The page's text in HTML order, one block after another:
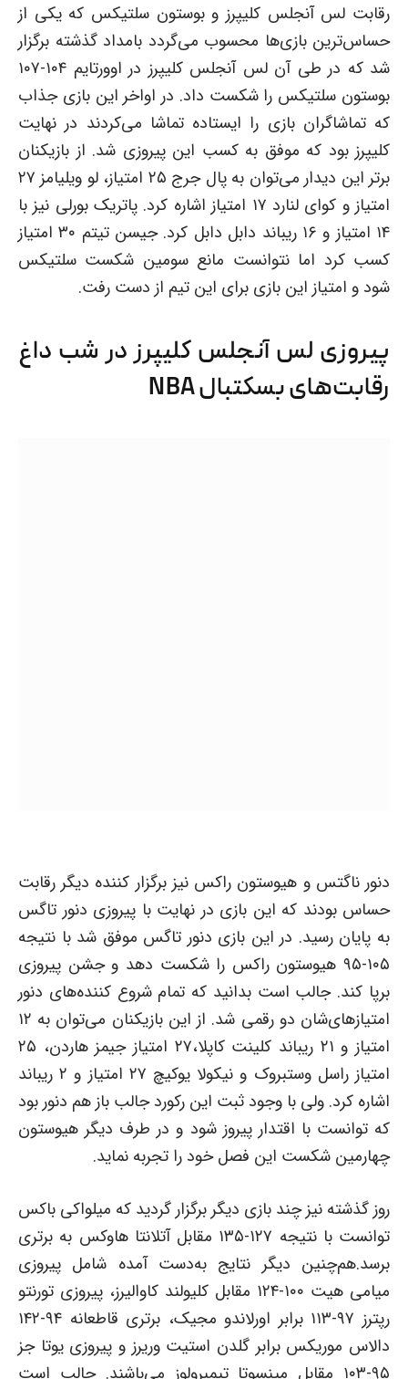
رقابت لس آنجلس کلیپرز و بوستون سلتیکس که یکی از
حساس‌ترین بازی‌ها محسوب می‌گردد بامداد گذشته برگزار
شد که در طی آن لس آنجلس کلیپرز در اوورتایم ۱۰۴-۱۰۷
بوستون سلتیکس را شکست داد. در اواخر این بازی جذاب
که تماشاگران بازی را ایستاده تماشا می‌کردند در نهایت
کلیپرز بود که موفق به کسب این پیروزی شد. از بازیکنان
برتر این دیدار می‌توان به پال جرج ۲۵ امتیاز، لو ویلیامز ۲۷
امتیاز و کوای لنارد ۱۷ امتیاز اشاره کرد. پاتریک بورلی نیز با
۱۴ امتیاز و ۱۶ ریباند دابل دابل کرد. جیسن تیتم ۳۰ امتیاز
کسب کرد اما نتوانست مانع سومین شکست سلتیکس
شود و امتیاز این بازی برای این تیم از دست رفت.
پیروزی لس آنجلس کلیپرز در شب داغ
رقابت‌های بسکتبال NBA
دنور ناگتس و هیوستون راکس نیز برگزار کننده دیگر رقابت
حساس بودند که این بازی در نهایت با پیروزی دنور تاگس
به پایان رسید. در این بازی دنور تاگس موفق شد با نتیجه
۱۰۵-۹۵ هیوستون راکس را شکست دهد و جشن پیروزی
برپا کند. جالب است بدانید که تمام شروع کننده‌های دنور
امتیازهای‌شان دو رقمی شد. از این بازیکنان می‌توان به ۱۲
امتیاز و ۲۱ ریباند کلینت کاپلا،۲۷ امتیاز جیمز هاردن، ۲۵
امتیاز راسل وستبروک و نیکولا یوکیچ ۲۷ امتیاز و ۲ ریباند
اشاره کرد. ولی با وجود ثبت این رکورد جالب باز هم دنور بود
که توانست با اقتدار پیروز شود و در طرف دیگر هیوستون
چهارمین شکست این فصل خود را تجربه نماید.
روز گذشته نیز چند بازی دیگر برگزار گردید که میلواکی باکس
توانست با نتیجه ۱۲۷-۱۳۵ مقابل آتلانتا هاوکس به برتری
برسد.هم‌چنین دیگر نتایج به‌دست آمده شامل پیروزی
میامی هیت ۱۰۰-۱۲۴ مقابل کلیولند کاوالیرز، پیروزی تورنتو
رپترز ۹۷-۱۱۳ برابر اورلاندو مجیک، برتری قاطعانه ۹۴-۱۴۲
دالاس موریکس برابر گلدن استیت وریرز و پیروزی یوتا جز
۹۵-۱۰۳ مقابل مینسوتا تیمبرولوز می‌باشند. جالب است